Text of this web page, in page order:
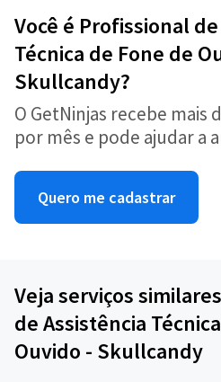
Você é Profissional
Técnica de Fone de
Skullcandy?
O GetNinjas recebe mais
por mês e pode ajudar a
Quero me cadastrar
Veja serviços
de Assistência
Ouvido - Skullcandy